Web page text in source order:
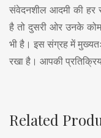
संवेदनशील आदमी की हर
है तो दुसरी ओर उनके
भी है। इस संग्रह में
रखा है। आपकी
Related